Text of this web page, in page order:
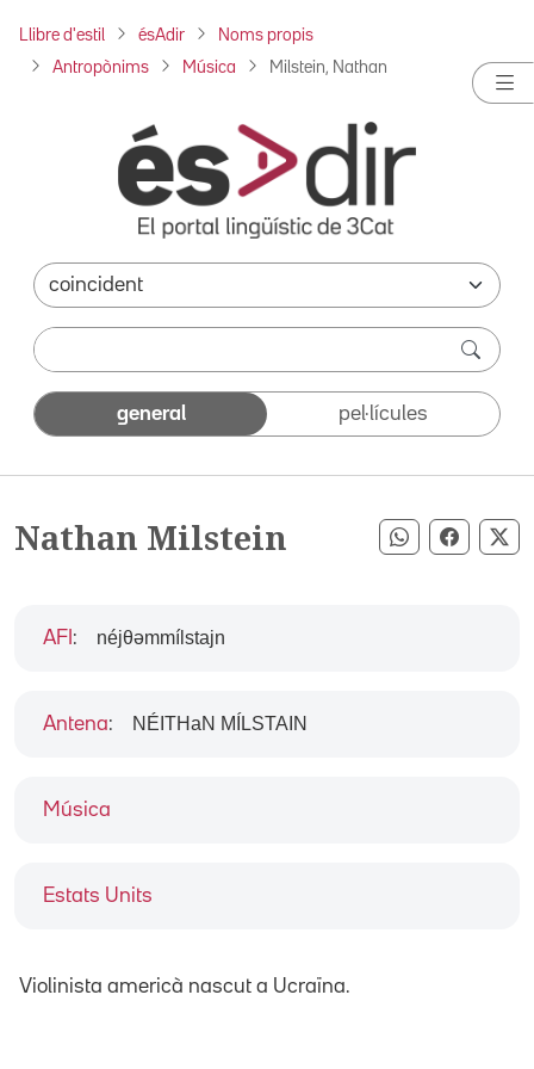
Llibre d'estil ésAdir Noms propis
Antropònims Música Milstein, Nathan
general pel·lícules
Nathan Milstein Compartir
Música
Estats Units
AFI : néjθəmmílstajn
Antena: NÉITHaN MÍLSTAIN
Violinista americà nascut a Ucraïna.